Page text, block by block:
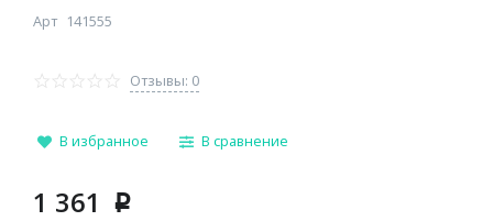
Арт 141555
Отзывы: 0
В избранное В сравнение
1 361 p